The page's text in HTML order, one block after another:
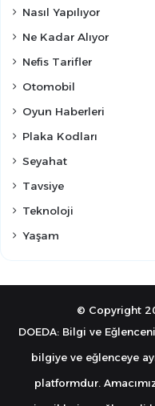
Nasıl Yapılıyor
Ne Kadar Alıyor
Nefis Tarifler
Otomobil
Oyun Haberleri
Plaka Kodları
Seyahat
Tavsiye
Teknoloji
Yaşam
© Copyright
DOEDA: Bilgi ve
bilgiye ve eğlenceye
platformdur.